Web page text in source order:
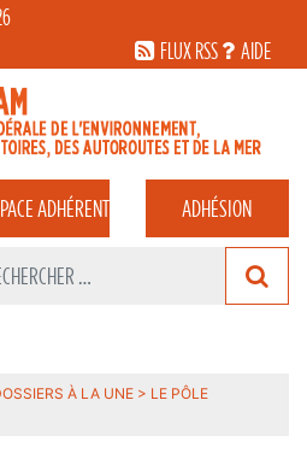
FLUX RSS
AIDE
ADHÉRENT ADHÉSION
À LA UNE > LE PÔLE